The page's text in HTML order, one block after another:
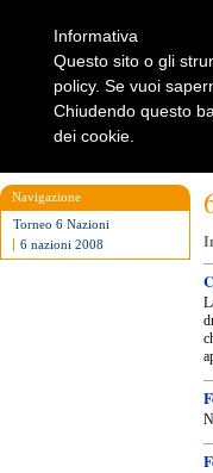
Navigazione
Torneo 6 Nazioni
6 nazioni 2008
Informativa
Questo sito o gli
policy. Se vuoi
Chiudendo questo
dei cookie.